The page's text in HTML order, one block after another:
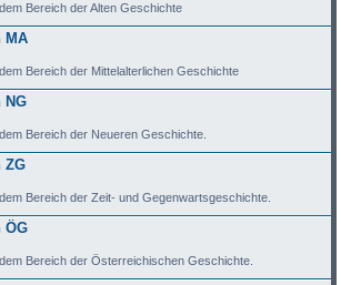
Bereich der Alten Geschichte
MA
Bereich der Mittelalterlichen Geschichte
NG
Bereich der Neueren Geschichte.
ZG
Bereich der Zeit- und Gegenwartsgeschichte.
ÖG
Bereich der Österreichischen Geschichte.